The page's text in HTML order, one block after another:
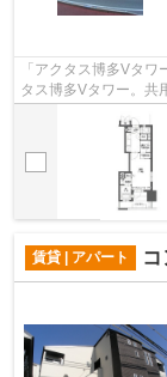
「アクタス博多Vタ
タス博多Vタワー。共
賃貸 | アパート コ